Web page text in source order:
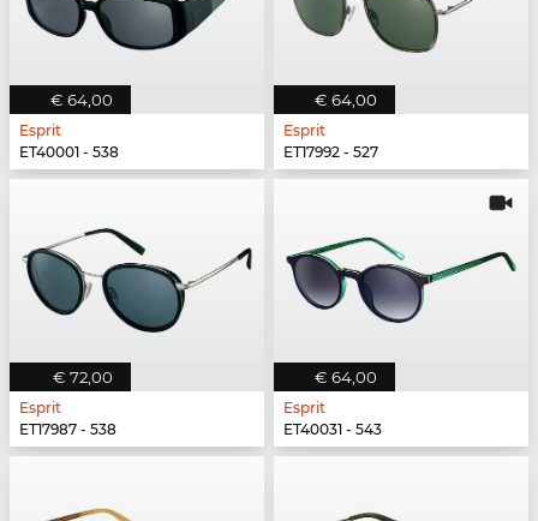
€ 64,00
Esprit
ET40001 - 538
€ 64,00
Esprit
ET17992 - 527
€ 72,00
Esprit
ET17987 - 538
€ 64,00
Esprit
ET40031 - 543